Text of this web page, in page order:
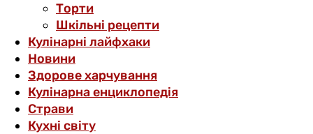
Торти
Шкільні рецепти
Кулінарні лайфхаки
Новини
Здорове харчування
Кулінарна енциклопедія
Страви
Кухні світу